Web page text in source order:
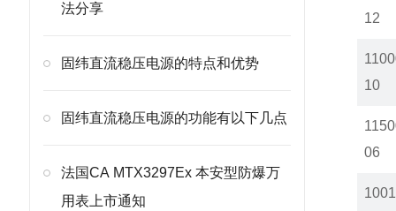
法分享
固纬直流稳压电源的特点和优势
固纬直流稳压电源的功能有以下几点
法国CA MTX3297Ex 本安型防爆万
用表上市通知
12
10
06